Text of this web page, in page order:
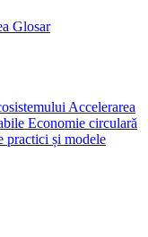
Glosar
Accelerarea
Economie circulară
practici și modele